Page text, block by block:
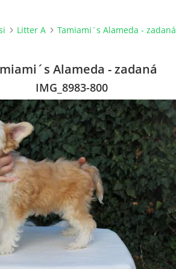
Litter A Tamiami´s Alameda - zadaná
Alameda - zadaná
IMG_8983-800